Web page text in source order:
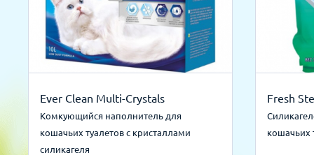
Ever Clean Multi-Crystals
Комкующийся наполнитель для
кошачьих туалетов с кристаллами
силикагеля
Fresh
кошачьих